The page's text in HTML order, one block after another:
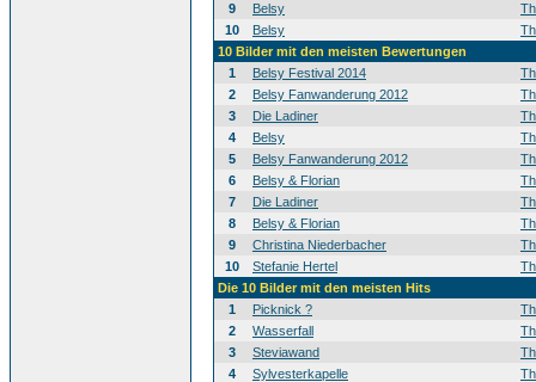
9
Belsy
10
Belsy
10 Bilder mit den meisten Bewertungen
1
Belsy Festival 2014
2
Belsy Fanwanderung 2012
3
Die Ladiner
4
Belsy
5
Belsy Fanwanderung 2012
6
Belsy & Florian
7
Die Ladiner
8
Belsy & Florian
9
Christina Niederbacher
10
Stefanie Hertel
Die 10 Bilder mit den meisten Hits
1
Picknick ?
2
Wasserfall
3
Steviawand
4
Sylvesterkapelle